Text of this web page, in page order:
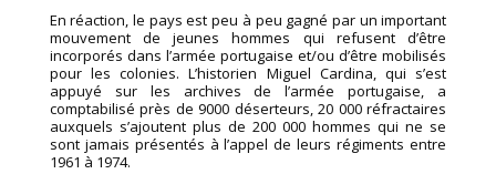
En réaction, le pays est peu à peu gagné par un important
mouvement de jeunes hommes qui refusent d’être
incorporés dans l’armée portugaise et/ou d’être mobilisés
pour les colonies. L’historien Miguel Cardina, qui s’est
appuyé sur les archives de l’armée portugaise, a
comptabilisé près de 9000 déserteurs, 20 000 réfractaires
auxquels s’ajoutent plus de 200 000 hommes qui ne se
sont jamais présentés à l’appel de leurs régiments entre
1961 à 1974.